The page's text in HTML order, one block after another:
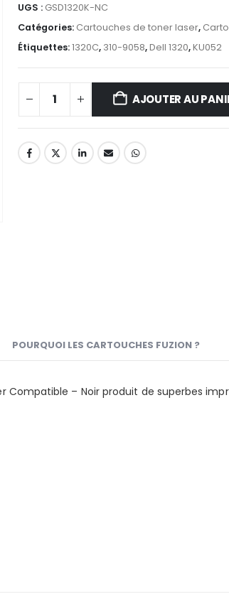
UGS : GSD1320K-NC
Catégories: Cartouches de toner laser,
Étiquettes:1320C, 310-9058,Dell 1320,KU052
AJOUTER AU
POURQUOI LES CARTOUCHES FUZION ?
– Noir produit de superbes